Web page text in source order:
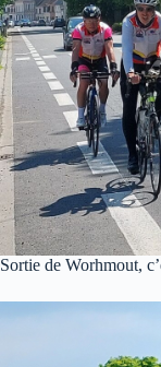
Sortie de Worhmout,